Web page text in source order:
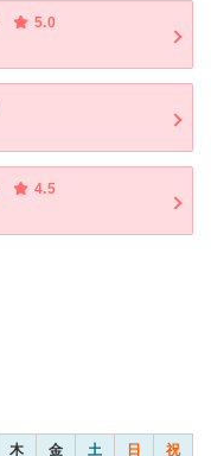
5.0
4.5
木 金 土 日 祝